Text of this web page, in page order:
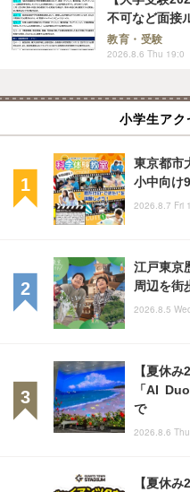
不可など面接
教育・受験
2026.8.6 Thu 19:0
小学生アク
東京都市
小中向け
2026.8.7 Fri
江戸東京
周辺を街
2026.8.5
【夏休
「AI
で
2026.8.6
【夏休